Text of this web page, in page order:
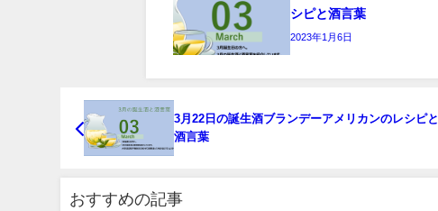
シピと酒言葉
2023年1月6日
3月22日の誕生酒ブランデーアメリカンのレシピと
酒言葉
おすすめの記事